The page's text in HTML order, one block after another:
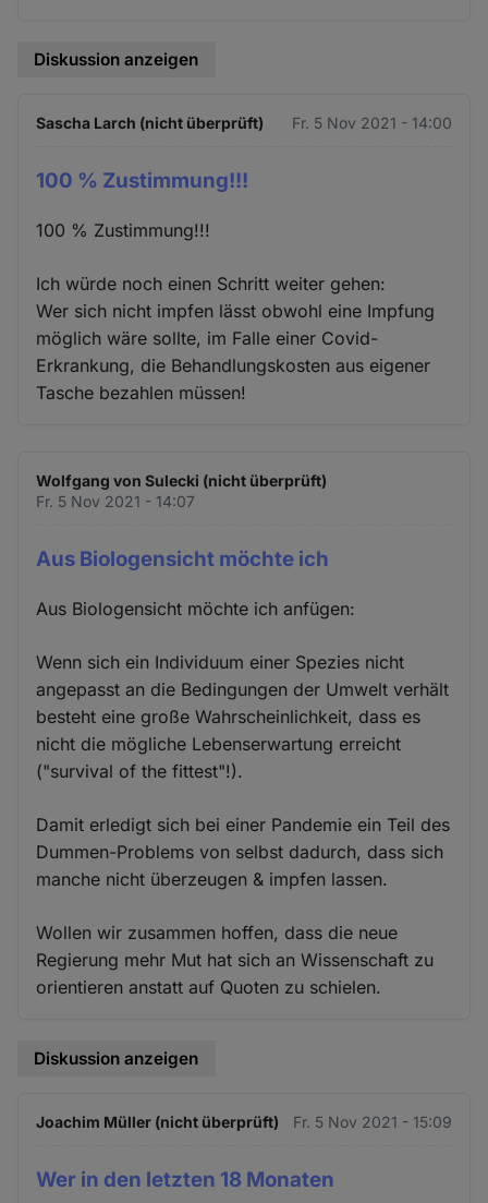
Diskussion anzeigen
Sascha Larch (nicht überprüft) Fr. 5 Nov 2021 - 14:00
100 % Zustimmung!!!
100 % Zustimmung!!!
Ich würde noch einen Schritt weiter gehen:
Wer sich nicht impfen lässt obwohl eine Impfung
möglich wäre sollte, im Falle einer Covid-
Erkrankung, die Behandlungskosten aus eigener
Tasche bezahlen müssen!
Wolfgang von Sulecki (nicht überprüft)
Fr. 5 Nov 2021 - 14:07
Aus Biologensicht möchte ich
Aus Biologensicht möchte ich anfügen:
Wenn sich ein Individuum einer Spezies nicht
angepasst an die Bedingungen der Umwelt verhält
besteht eine große Wahrscheinlichkeit, dass es
nicht die mögliche Lebenserwartung erreicht
("survival of the fittest"!).
Damit erledigt sich bei einer Pandemie ein Teil des
Dummen-Problems von selbst dadurch, dass sich
manche nicht überzeugen & impfen lassen.
Wollen wir zusammen hoffen, dass die neue
Regierung mehr Mut hat sich an Wissenschaft zu
orientieren anstatt auf Quoten zu schielen.
Diskussion anzeigen
Joachim Müller (nicht überprüft) Fr. 5 Nov 2021 - 15:09
Wer in den letzten 18 Monaten